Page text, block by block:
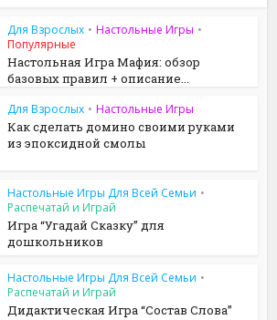
Для Взрослых • Настольные Игры •
Популярные
Настольная Игра Мафия: обзор
базовых правил + описание...
Для Взрослых • Настольные Игры
Как сделать домино своими руками
из эпоксидной смолы
Настольные Игры Для Всей Семьи •
Распечатай и Играй
Игра “Угадай Сказку” для
дошкольников
Настольные Игры Для Всей Семьи •
Распечатай и Играй
Дидактическая Игра “Состав Слова”